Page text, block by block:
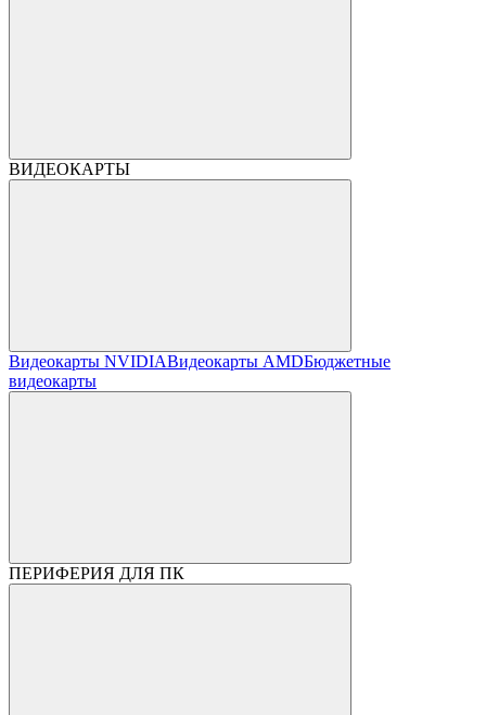
ВИДЕОКАРТЫ
Видеокарты NVIDIAВидеокарты AMDБюджетные
видеокарты
ПЕРИФЕРИЯ ДЛЯ ПК